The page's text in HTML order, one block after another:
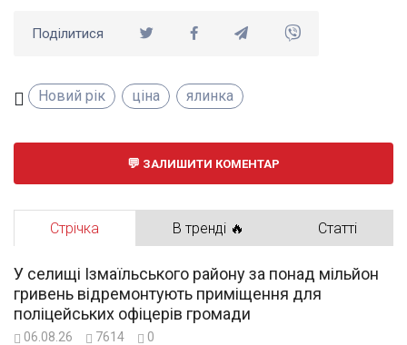
Поділитися
Новий рік ціна ялинка
ЗАЛИШИТИ КОМЕНТАР
Стрічка В тренді 🔥 Статті
У селищі Ізмаїльського району за понад мільйон
гривень відремонтують приміщення для
поліцейських офіцерів громади
06.08.26 7614 0